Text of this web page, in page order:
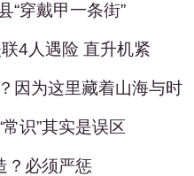
“穿戴甲一条街”
4人遇险 直升机紧
因为这里藏着山海与时
识”其实是误区
？必须严惩